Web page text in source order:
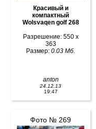
Красивый и
компактный
Wolsvaqen golf 268
Разрешение: 550 x
363
Размер: 0.03 Мб.
anton
24.12.13
19:47
Фото № 269